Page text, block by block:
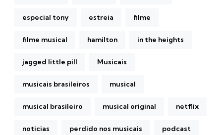
especial tony estreia filme
filme musical hamilton in the heights
jagged little pill Musicais
musicais brasileiros musical
musical brasileiro musical original netflix
noticias perdido nos musicais podcast